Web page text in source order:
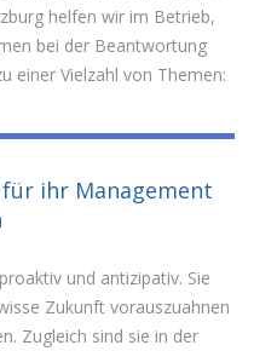
helfen wir im Betrieb,
bei der Beantwortung
einer Vielzahl von Themen:
ihr Management
und antizipativ. Sie
Zukunft vorauszuahnen
Zugleich sind sie in der